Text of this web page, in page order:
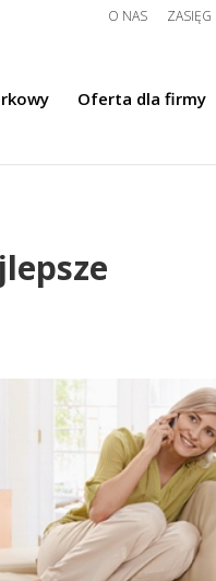
O NAS ZASIĘG
Oferta dla firmy